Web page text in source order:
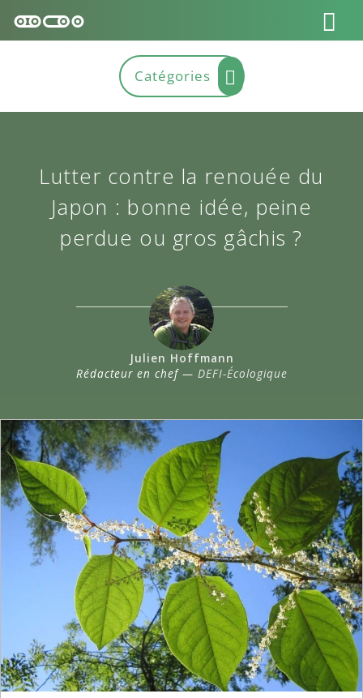
Lutter contre la renouée du
Japon : bonne idée, peine
perdue ou gros gâchis ?
Julien Hoffmann
Rédacteur en chef — DEFI-Écologique